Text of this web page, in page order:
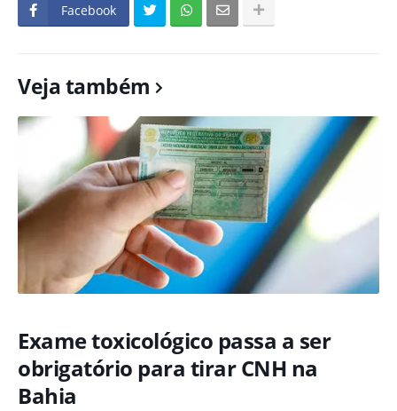
Facebook
Veja também
Exame toxicológico passa a ser
obrigatório para tirar CNH na
Bahia